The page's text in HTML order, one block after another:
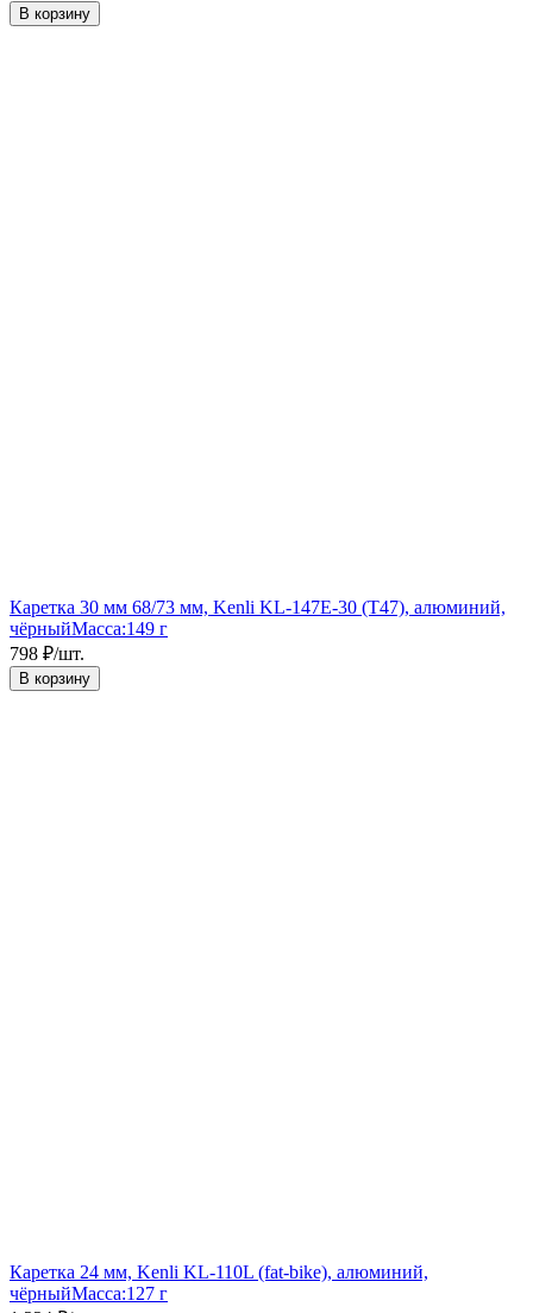
В корзину
Каретка 30 мм 68/73 мм, Kenli KL-147E-30 (T47), алюминий,
чёрныйМасса:149 г
798 ₽/шт.
В корзину
Каретка 24 мм, Kenli KL-110L (fat-bike), алюминий,
чёрныйМасса:127 г